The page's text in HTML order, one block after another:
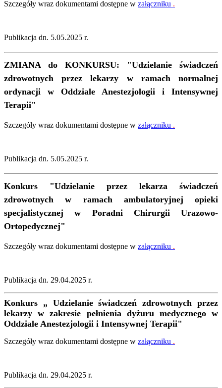
Szczegóły wraz dokumentami dostępne w załączniku .
Publikacja dn. 5.05.2025 r.
ZMIANA do KONKURSU: "Udzielanie świadczeń
zdrowotnych przez lekarzy w ramach normalnej
ordynacji w Oddziale Anestezjologii i Intensywnej
Terapii"
Szczegóły wraz dokumentami dostępne w załączniku .
Publikacja dn. 5.05.2025 r.
Konkurs "Udzielanie przez lekarza świadczeń
zdrowotnych w ramach ambulatoryjnej opieki
specjalistycznej w Poradni Chirurgii Urazowo-
Ortopedycznej"
Szczegóły wraz dokumentami dostępne w załączniku .
Publikacja dn. 29.04.2025 r.
Konkurs „ Udzielanie świadczeń zdrowotnych przez
lekarzy w zakresie pełnienia dyżuru medycznego w
Oddziale Anestezjologii i Intensywnej Terapii"
Szczegóły wraz dokumentami dostępne w załączniku .
Publikacja dn. 29.04.2025 r.